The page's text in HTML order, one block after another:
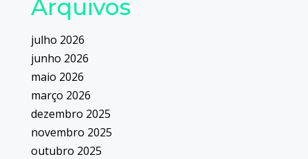
Arquivos
julho 2026
junho 2026
maio 2026
março 2026
dezembro 2025
novembro 2025
outubro 2025